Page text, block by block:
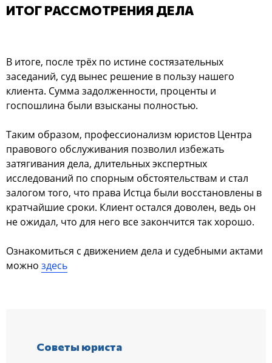
ИТОГ РАССМОТРЕНИЯ ДЕЛА
В итоге, после трёх по истине состязательных
заседаний, суд вынес решение в пользу нашего
клиента. Сумма задолженности, проценты и
госпошлина были взысканы полностью.
Таким образом, профессионализм юристов Центра
правового обслуживания позволил избежать
затягивания дела, длительных экспертных
исследований по спорным обстоятельствам и стал
залогом того, что права Истца были восстановлены в
кратчайшие сроки. Клиент остался доволен, ведь он
не ожидал, что для него все закончится так хорошо.
Ознакомиться с движением дела и судебными актами
можно здесь
Советы юриста